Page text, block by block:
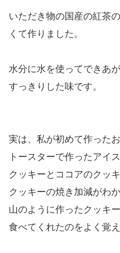
いただき物の国産の紅茶
くて作りました。
水分に水を使ってできあ
すっきりした味です。
実は、私が初めて作った
トースターで作ったアイ
クッキーとココアのクッ
クッキーの焼き加減がわ
山のように作ったクッキ
食べてくれたのをよく覚